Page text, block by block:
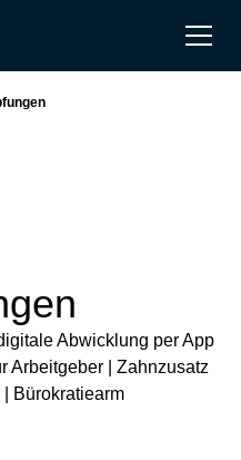
Abwicklung per App
Arbeitgeber | Zahnzusatz
Bürokratiearm